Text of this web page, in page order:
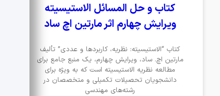
کتاب و حل المسائل الاستیسیته
ویرایش چهارم اثر مارتین اچ ساد
کتاب “الاستیسیته: نظریه، کاربردها و عددی” تألیف
مارتین اچ. ساد، ویرایش چهارم، یک منبع جامع برای
مطالعه نظریه الاستیسیته است که به ویژه برای
دانشجویان تحصیلات تکمیلی و متخصصان در
رشته‌های مهندسی